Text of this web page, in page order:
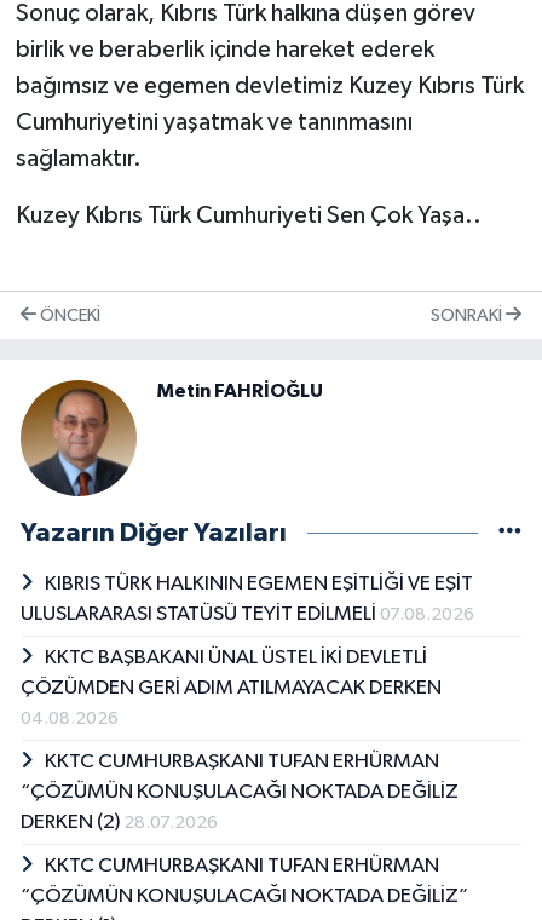
Sonuç olarak, Kıbrıs Türk halkına düşen görev
birlik ve beraberlik içinde hareket ederek
bağımsız ve egemen devletimiz Kuzey Kıbrıs Türk
Cumhuriyetini yaşatmak ve tanınmasını
sağlamaktır.
Kuzey Kıbrıs Türk Cumhuriyeti Sen Çok Yaşa..
ÖNCEKI SONRAKI
Metin FAHRİOĞLU
Yazarın Diğer Yazıları
KIBRIS TÜRK HALKININ EGEMEN EŞİTLİĞİ VE EŞİT
ULUSLARARASI STATÜSÜ TEYİT EDİLMELİ 07.08.2026
KKTC BAŞBAKANI ÜNAL ÜSTEL İKİ DEVLETLİ
ÇÖZÜMDEN GERİ ADIM ATILMAYACAK DERKEN
04.08.2026
KKTC CUMHURBAŞKANI TUFAN ERHÜRMAN
“ÇÖZÜMÜN KONUŞULACAĞI NOKTADA DEĞİLİZ
DERKEN (2) 28.07.2026
KKTC CUMHURBAŞKANI TUFAN ERHÜRMAN
“ÇÖZÜMÜN KONUŞULACAĞI NOKTADA DEĞİLİZ”